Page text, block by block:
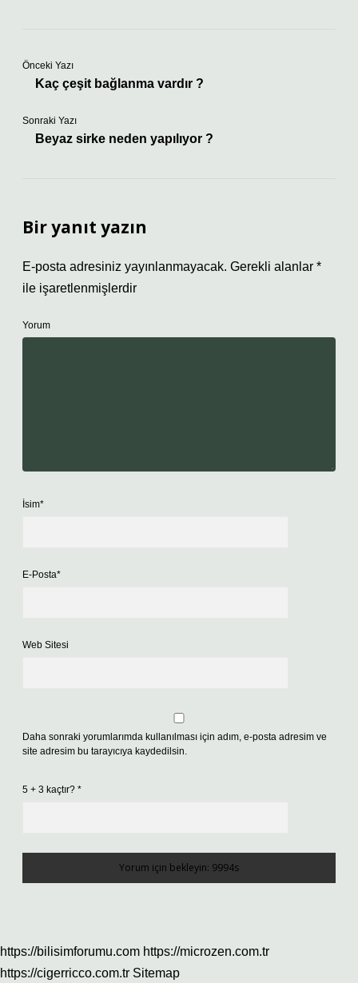
Önceki Yazı
Kaç çeşit bağlanma vardır ?
Sonraki Yazı
Beyaz sirke neden yapılıyor ?
Bir yanıt yazın
E-posta adresiniz yayınlanmayacak. Gerekli alanlar *
ile işaretlenmişlerdir
Yorum
İsim*
E-Posta*
Web Sitesi
Daha sonraki yorumlarımda kullanılması için adım, e-posta adresim ve
site adresim bu tarayıcıya kaydedilsin.
5 + 3 kaçtır? *
https://bilisimforumu.com https://microzen.com.tr
https://cigerricco.com.tr Sitemap